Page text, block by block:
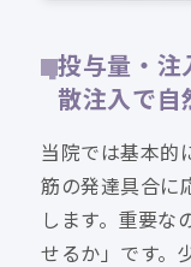
投与量・
散注入で自
当院では基本的
筋の発達具合に
します。重要な
せるか」です。